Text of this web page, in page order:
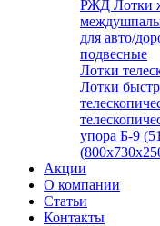
РЖД Лотки
для авто/
подвесные
Лотки
Лотки
упора Б-9
Акции
О компании
Статьи
Контакты